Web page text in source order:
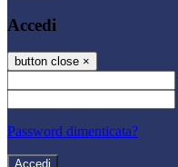
Accedi
button close ×
Password dimenticata?